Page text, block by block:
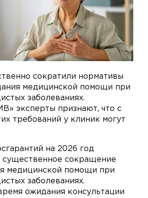
сократили нормативы
медицинской помощи при
заболеваниях.
эксперты признают, что с
требований у клиник могут
на 2026 год
существенное сокращение
медицинской помощи при
заболеваниях.
ожидания консультации